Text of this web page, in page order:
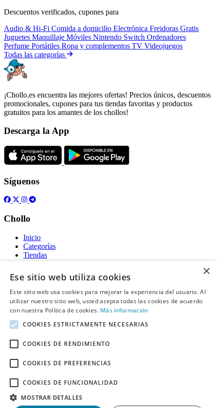
Descuentos verificados, cupones para
Audio & Hi-Fi Comida a domicilio Electrónica Freidoras Gratis
Juguetes Maquillaje Móviles Nintendo Switch Ordenadores
Perfume Portátiles Ropa y complementos TV Videojuegos
Todas las categorías
¡Chollo.es encuentra las mejores ofertas! Precios únicos, descuentos
promocionales, cupones para tus tiendas favoritas y productos
gratuitos para los amantes de los chollos!
Descarga la App
Síguenos
Chollo
Inicio
Categorías
Tiendas
Gratis
Acerca de
Sobre nosotros
Contacto
Información legal
Declaración de cookies
Descargo de Responsabilidad
×
Ese sitio web utiliza cookies
Este sitio web usa cookies para mejorar la experiencia del usuario. Al
utilizar nuestro sitio web, usted acepta todas las cookies de acuerdo
con nuestra Política de cookies. Más información
COOKIES ESTRICTAMENTE NECESARIAS
COOKIES DE RENDIMIENTO
COOKIES DE PREFERENCIAS
COOKIES DE FUNCIONALIDAD
MOSTRAR DETALLES